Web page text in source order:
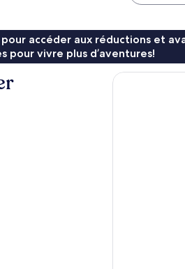
accéder aux réductions et
pour vivre plus d’aventures!